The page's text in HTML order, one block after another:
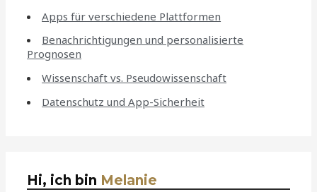
Apps für verschiedene Plattformen
Benachrichtigungen und personalisierte
Prognosen
Wissenschaft vs. Pseudowissenschaft
Datenschutz und App-Sicherheit
Hi, ich bin Melanie